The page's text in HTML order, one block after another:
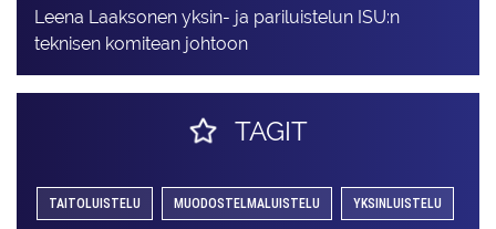
Leena Laaksonen yksin- ja pariluistelun ISU:n
teknisen komitean johtoon
TAGIT
TAITOLUISTELU MUODOSTELMALUISTELU YKSINLUISTELU